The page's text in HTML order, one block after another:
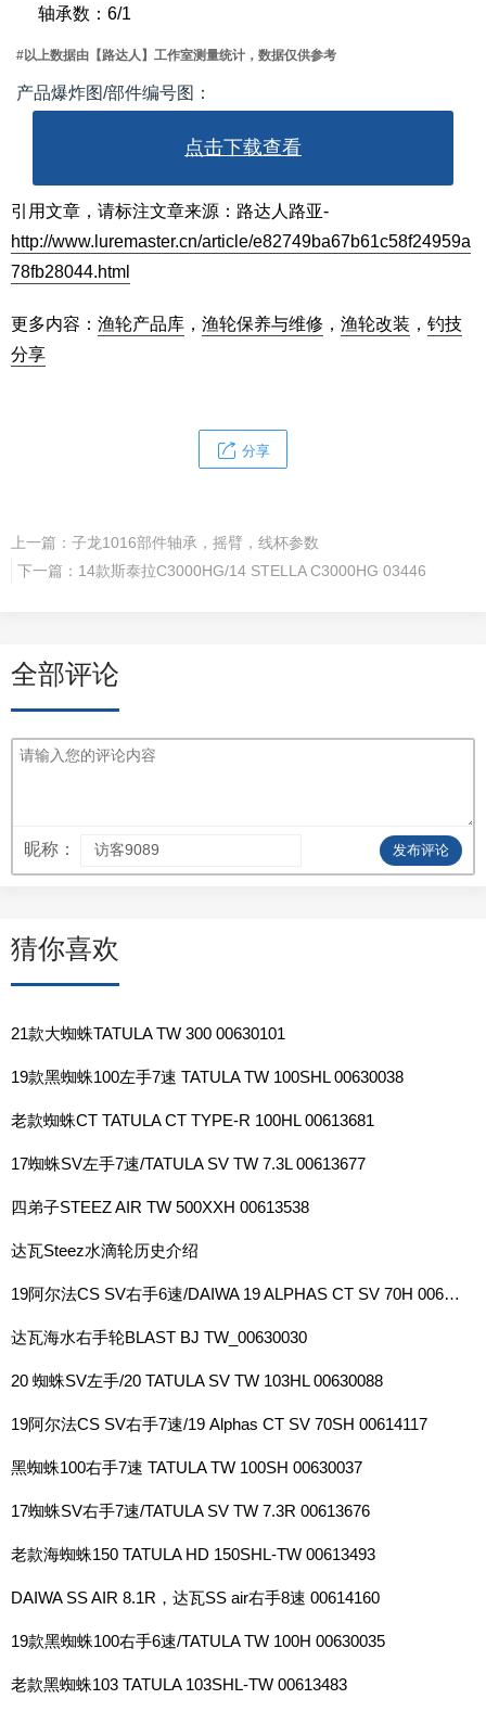
轴承数：6/1
#以上数据由【路达人】工作室测量统计，数据仅供参考
产品爆炸图/部件编号图：
点击下载查看
引用文章，请标注文章来源：路达人路亚-
http://www.luremaster.cn/article/e82749ba67b61c58f24959a
78fb28044.html
更多内容： 渔轮产品库 ， 渔轮保养与维修 ， 渔轮改装 ， 钓技
分享
分享
上一篇： 子龙1016部件轴承，摇臂，线杯参数
下一篇： 14款斯泰拉C3000HG/14 STELLA C3000HG 03446
全部评论
昵称： 发布评论
猜你喜欢
21款大蜘蛛TATULA TW 300 00630101
19款黑蜘蛛100左手7速 TATULA TW 100SHL 00630038
老款蜘蛛CT TATULA CT TYPE-R 100HL 00613681
17蜘蛛SV左手7速/TATULA SV TW 7.3L 00613677
四弟子STEEZ AIR TW 500XXH 00613538
达瓦Steez水滴轮历史介绍
19阿尔法CS SV右手6速/DAIWA 19 ALPHAS CT SV 70H 00614115
达瓦海水右手轮BLAST BJ TW_00630030
20 蜘蛛SV左手/20 TATULA SV TW 103HL 00630088
19阿尔法CS SV右手7速/19 Alphas CT SV 70SH 00614117
黑蜘蛛100右手7速 TATULA TW 100SH 00630037
17蜘蛛SV右手7速/TATULA SV TW 7.3R 00613676
老款海蜘蛛150 TATULA HD 150SHL-TW 00613493
DAIWA SS AIR 8.1R，达瓦SS air右手8速 00614160
19款黑蜘蛛100右手6速/TATULA TW 100H 00630035
老款黑蜘蛛103 TATULA 103SHL-TW 00613483